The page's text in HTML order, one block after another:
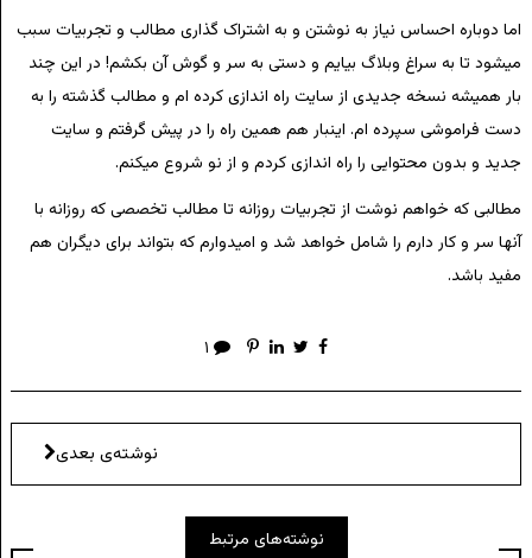
اما دوباره احساس نیاز به نوشتن و به اشتراک گذاری مطالب و تجربیات سبب
میشود تا به سراغ وبلاگ بیایم و دستی به سر و گوش آن بکشم! در این چند
بار همیشه نسخه جدیدی از سایت راه اندازی کرده ام و مطالب گذشته را به
دست فراموشی سپرده ام. اینبار هم همین راه را در پیش گرفتم و سایت
جدید و بدون محتوایی را راه اندازی کردم و از نو شروع میکنم.
مطالبی که خواهم نوشت از تجربیات روزانه تا مطالب تخصصی که روزانه با
آنها سر و کار دارم را شامل خواهد شد و امیدوارم که بتواند برای دیگران هم
مفید باشد.
۱
نوشته‌ی بعدی
نوشته‌های مرتبط